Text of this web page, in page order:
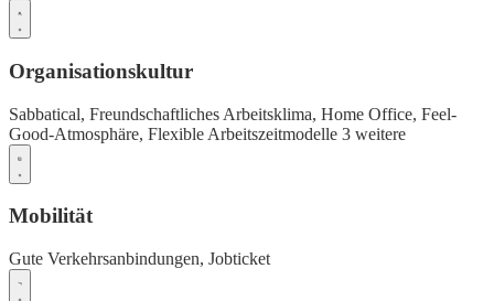
Organisationskultur
Sabbatical, Freundschaftliches Arbeitsklima, Home Office, Feel-
Good-Atmosphäre, Flexible Arbeitszeitmodelle 3 weitere
Mobilität
Gute Verkehrsanbindungen, Jobticket